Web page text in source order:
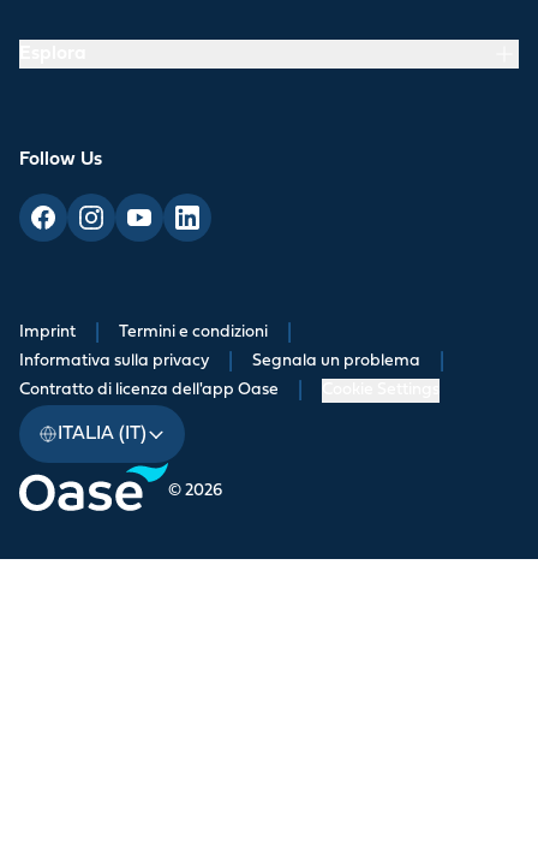
Follow Us
© 2026
Imprint Termini e condizioni
Informativa sulla privacy Segnala un problema
Contratto di licenza dell'app Oase
ITALIA (IT)